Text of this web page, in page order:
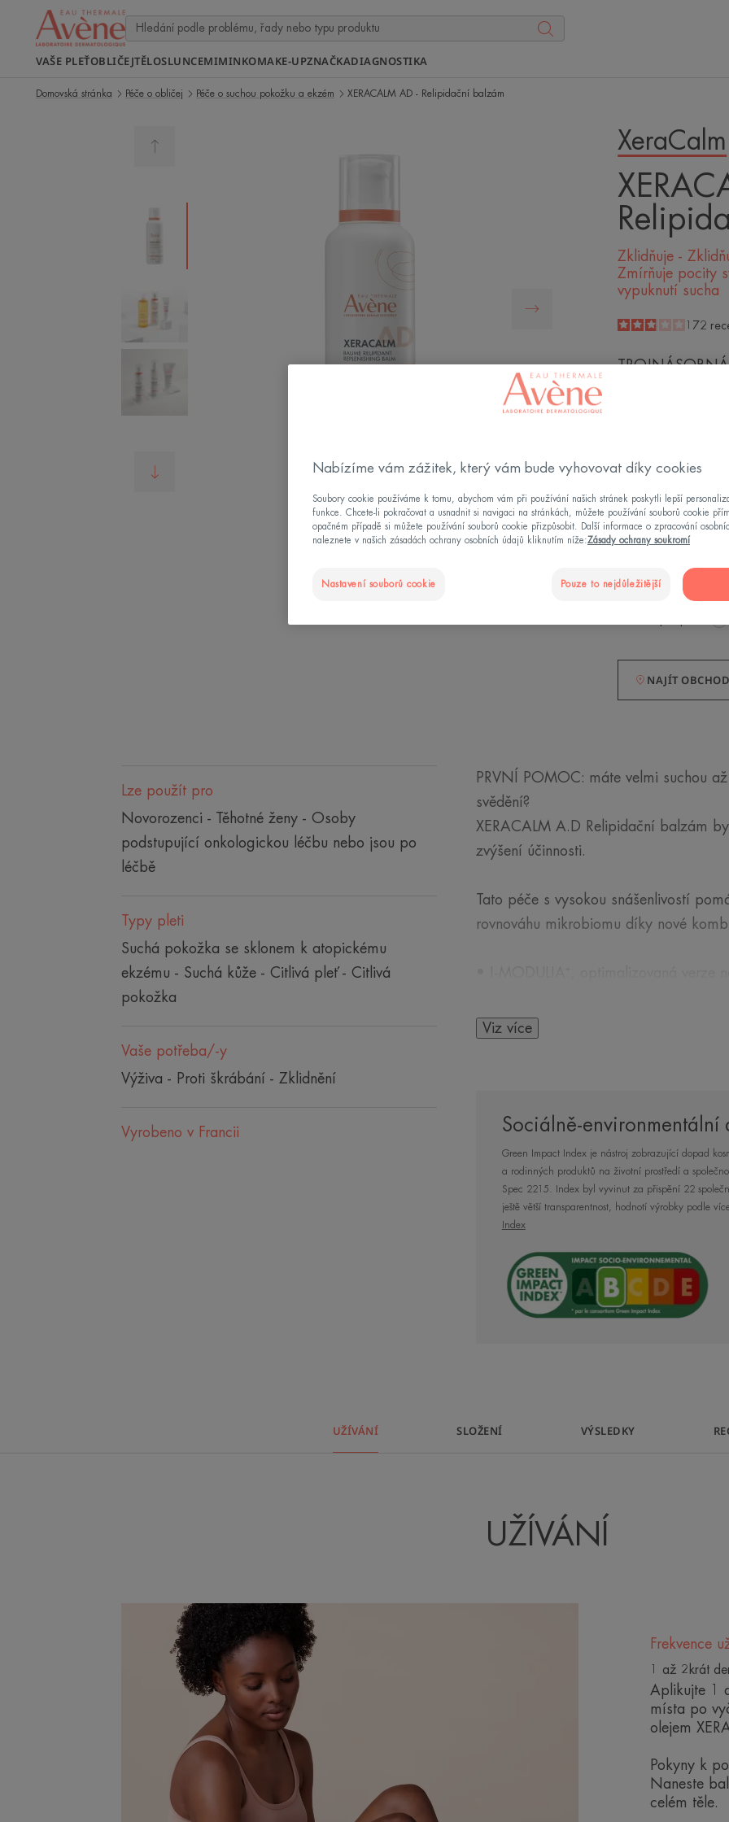
VAŠE PLEŤOBLIČEJTĚLOSLUNCEMIMINKOMAKE-UPZNAČKADIAGNOSTIKA
Domovská stránka Péče o obličej Péče o suchou pokožku a ekzém XERACALM AD - Relipidační balzám
XeraCalm
Zklidňuje -
Zmírňuje pocity
vypuknutí sucha
2.9
/5172
používání
až atopické
POSKYTUJE
Zahalující
pokožky.
Složení, které
příčinu
NAJÍT OBCHOD
Lze použít pro
Novorozenci - Těhotné ženy - Osoby
podstupující onkologickou léčbu nebo jsou po
léčbě
Typy pleti
Suchá pokožka se sklonem k atopickému
ekzému - Suchá kůže - Citlivá pleť - Citlivá
pokožka
Vaše potřeba/-y
Výživa - Proti škrábání - Zklidnění
Vyrobeno v Francii
PRVNÍ POMOC: máte velmi suchou
svědění?
XERACALM A.D Relipidační balzám
zvýšení účinnosti.
Tato péče s vysokou snášenlivostí
rovnováhu mikrobiomu díky nové
zodpovědná za nepříjemné pocity a
XERACALM A.D Relipidační balzám
a balený ve sterilních podmínkách,
specifickou onkologickou nebo
reaguje na
zklidnit pokožku a
Testováno pod dermatologickou a
• PROTI SVĚDĚNÍ: Prokázaná
Viz více
Sociálně-environmentální
Green Impact Index je nástroj zobrazující dopad
a rodinných produktů na životní prostředí a
Spec 2215. Index byl vyvinut za přispění 22
ještě větší transparentnost, hodnotí výrobky podle
Index
UŽÍVÁNÍ SLOŽENÍ VÝSLEDKY
UŽÍVÁNÍ
Frekvence
1 až 2krát
Aplikujte 1
místa po
olejem
Pokyny k
Naneste
celém těle.
Nabízíme vám zážitek, který vám bude vyhovovat díky cookies
Soubory cookie používáme k tomu, abychom vám při používání našich stránek poskytli lepší
funkce. Chcete-li pokračovat a usnadnit si navigaci na stránkách, můžete používání souborů cookie
opačném případě si můžete používání souborů cookie přizpůsobit. Další informace o zpracování
naleznete v našich zásadách ochrany osobních údajů kliknutím níže:Zásady ochrany soukromí
Nastavení souborů cookie Pouze to nejdůležitější